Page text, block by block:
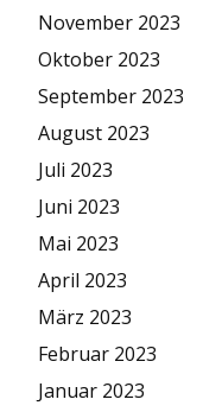
November 2023
Oktober 2023
September 2023
August 2023
Juli 2023
Juni 2023
Mai 2023
April 2023
März 2023
Februar 2023
Januar 2023